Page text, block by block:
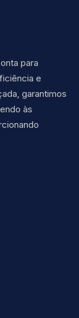
para
e
garantimos
às